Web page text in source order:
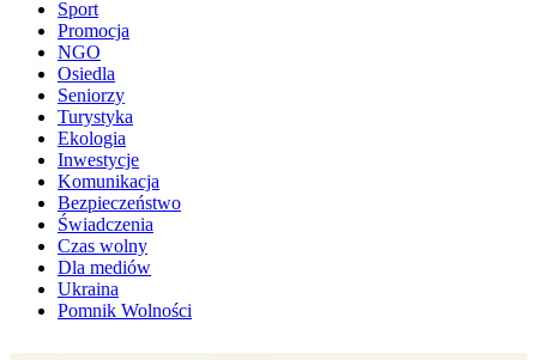
Sport
Promocja
NGO
Osiedla
Seniorzy
Turystyka
Ekologia
Inwestycje
Komunikacja
Bezpieczeństwo
Świadczenia
Czas wolny
Dla mediów
Ukraina
Pomnik Wolności